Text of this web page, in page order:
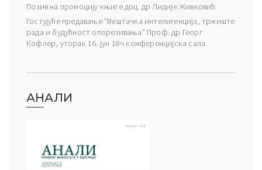
Позив на промоцију књиге доц. др Лидије Живковић
Гостујуће предавање “Вештачка интелигенција, тржиште
рада и будућност опорезивања” Проф. др Георг
Кофлер, уторак 16. јун 18ч конференцијска сала
АНАЛИ